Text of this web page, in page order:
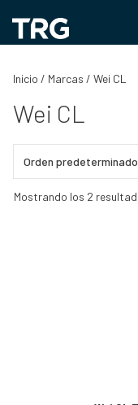
contenido
Inicio / Marcas / Wei CL
Wei CL
Mostrando los 2